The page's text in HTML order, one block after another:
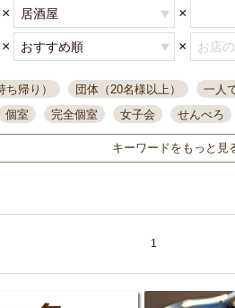
× ×
× ×
帰り） 団体（20名様以上） 一人
個室 完全個室 女子会 せんべろ
一人飲み 誕生日
コスパ最高 肉料理 模合 インス
焼鳥 忘年会コース レモンサワー
4000円台コース
デリバリー 寿司
キーワードをもっと見
1